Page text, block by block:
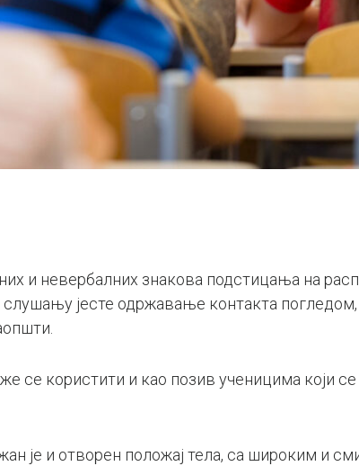
и невербалних знакова подстицања на
јесте одржавање контакта
користити и као позив ученицима који се
је и отворен положај тела, са широким и